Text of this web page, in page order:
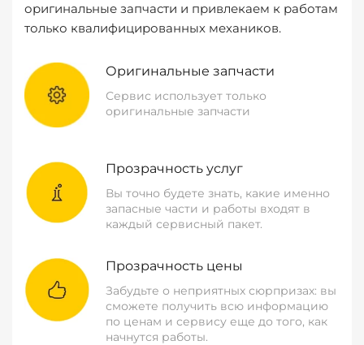
оригинальные запчасти и привлекаем к работам
только квалифицированных механиков.
Оригинальные запчасти
Сервис использует только
оригинальные запчасти
Прозрачность услуг
Вы точно будете знать, какие именно
запасные части и работы входят в
каждый сервисный пакет.
Прозрачность цены
Забудьте о неприятных сюрпризах: вы
сможете получить всю информацию
по ценам и сервису еще до того, как
начнутся работы.